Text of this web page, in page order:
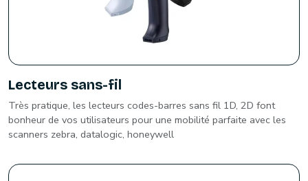
Lecteurs sans-fil
Très pratique, les lecteurs codes-barres sans fil 1D, 2D font
bonheur de vos utilisateurs pour une mobilité parfaite avec les
scanners zebra, datalogic, honeywell